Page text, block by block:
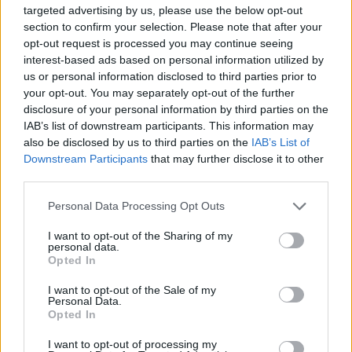
targeted advertising by us, please use the below opt-out
section to confirm your selection. Please note that after your
opt-out request is processed you may continue seeing
interest-based ads based on personal information utilized by
us or personal information disclosed to third parties prior to
your opt-out. You may separately opt-out of the further
disclosure of your personal information by third parties on the
IAB’s list of downstream participants. This information may
also be disclosed by us to third parties on the IAB’s List of
Downstream Participants that may further disclose it to other
Personal Data Processing Opt Outs
I want to opt-out of the Sharing of my
personal data.
Opted In
I want to opt-out of the Sale of my
Personal Data.
Opted In
I want to opt-out of processing my
Aber bei Pc und auch anderem technischen ist Tochter
echt gut. Sogar meine Freundin kommt öfter mal rüber
wenn bei ihrem Lppi wieder was nicht so will wie sie. Gut
sie experimentiert eher mal rum und da geht auch mal
was nicht mehr so. Tochter hats aber immer wieder hin
bekommen. Ich brauch Tochter weniger weil ich nicht so
an meinem PC rumprobier. Aber wenn ich
Schwierigkeiten hätte würde Tochter helfen. Ich dürfte sie
nur nicht gleich ansprechen wenn sie von der Arbeit
verpusten lassen bevor ich sie bitten könnte was am PC
da so mach.
Wir hatten heute bis 25° und jetzt noch 20°. Am Vormittag
hats öfter mal geregnet und auch gewittert aber seit dem
Nachmittag ist es trocken. Es könnte aber in der Nacht
nochmal Regen runterkommen. Sagt zumindest die
und somit im Trockenen.